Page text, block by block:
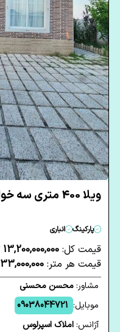
ویلا 400 متری سه خوابه در گلسار رشت
پارکینگ انباری
قیمت کل: 13,200,000,000 تومان
قیمت هر متر: 33,000,000 تومان
مشاور:محسن محسنی
موبایل: 09038044721
آژانس:املاک اسپرلوس